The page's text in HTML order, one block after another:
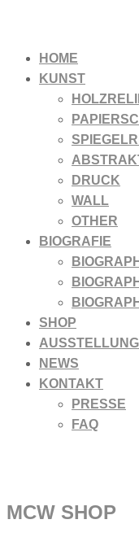
HOME
KUNST
DRUCK
WALL
OTHER
BIOGRAFIE
SHOP
NEWS
KONTAKT
PRESSE
FAQ
MCW SHOP